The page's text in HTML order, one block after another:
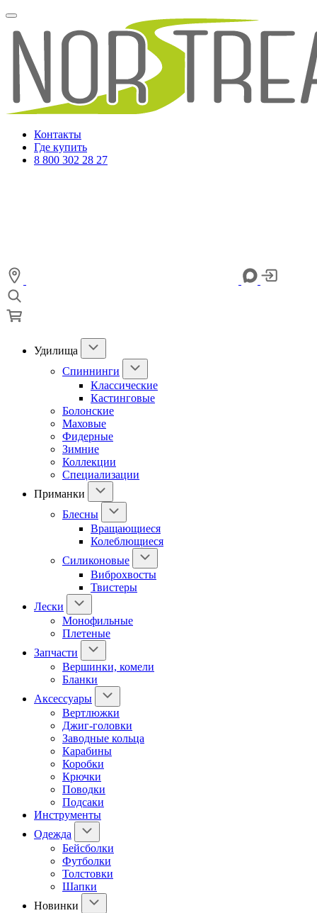
Контакты
Где купить
8 800 302 28 27
Удилища
Спиннинги
Классические
Кастинговые
Болонские
Маховые
Фидерные
Зимние
Коллекции
Специализации
Приманки
Блесны
Вращающиеся
Колеблющиеся
Силиконовые
Виброхвосты
Твистеры
Лески
Монофильные
Плетеные
Запчасти
Вершинки, комели
Бланки
Аксессуары
Вертлюжки
Джиг-головки
Заводные кольца
Карабины
Коробки
Крючки
Поводки
Подсаки
Инструменты
Одежда
Бейсболки
Футболки
Толстовки
Шапки
Новинки